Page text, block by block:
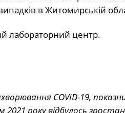
в Житомирській
лабораторний центр.
COVID-19,
2021 року відбулось